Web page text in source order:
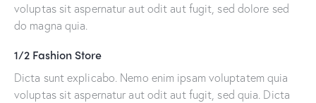
voluptas sit aspernatur aut odit aut fugit, sed dolore sed
do magna quia.
1/2 Fashion Store
Dicta sunt explicabo. Nemo enim ipsam voluptatem quia
voluptas sit aspernatur aut odit aut fugit, sed quia. Dicta